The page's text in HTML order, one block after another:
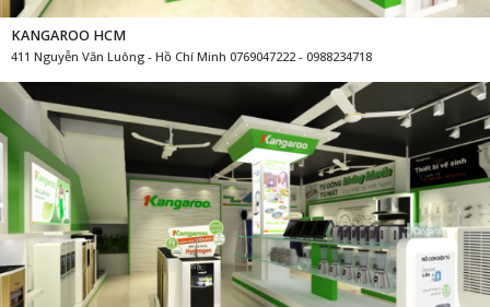
KANGAROO HCM
411 Nguyễn Văn Luông - Hồ Chí Minh 0769047222 - 0988234718